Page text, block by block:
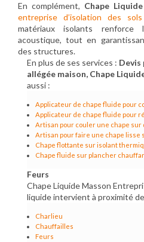
En complément, Chape
entreprise d’isolation des
matériaux isolants
acoustique, tout en
des structures.
En plus de ses services : Devis
allégée maison, Chape
aussi :
Applicateur de chape fluide pour
Applicateur de chape fluide pour
Artisan pour couler une chape sur
Artisan pour faire une chape lisse
Chape flottante sur isolant
Chape fluide sur plancher
Feurs
Chape Liquide Masson
liquide intervient à proximité
Charlieu
Chauffailles
Feurs